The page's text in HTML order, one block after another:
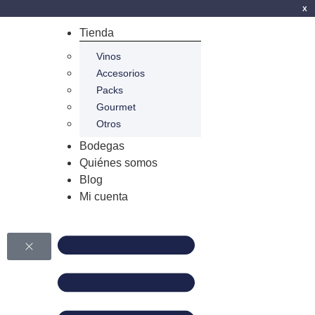
X
Tienda
Vinos
Accesorios
Packs
Gourmet
Otros
Bodegas
Quiénes somos
Blog
Mi cuenta